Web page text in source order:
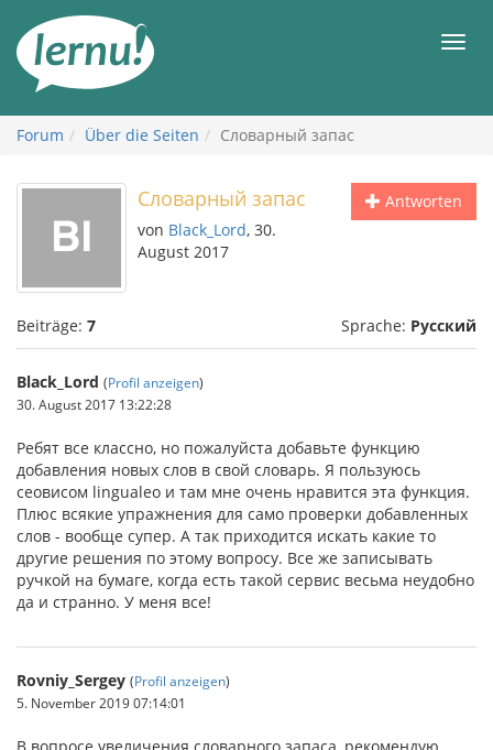
Inhalt
Forum Über die Seiten Словарный запас
Antworten
Словарный запас
von Black_Lord, 30.
August 2017
Beiträge: 7 Sprache: Русский
Black_Lord (Profil anzeigen)
30. August 2017 13:22:28
Ребят все классно, но пожалуйста добавьте функцию
добавления новых слов в свой словарь. Я пользуюсь
сеовисом lingualeo и там мне очень нравится эта функция.
Плюс всякие упражнения для само проверки добавленных
слов - вообще супер. А так приходится искать какие то
другие решения по этому вопросу. Все же записывать
ручкой на бумаге, когда есть такой сервис весьма неудобно
да и странно. У меня все!
Rovniy_Sergey (Profil anzeigen)
5. November 2019 07:14:01